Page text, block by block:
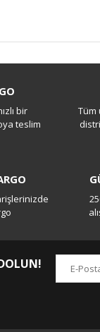
Yorum Yaz
bir
teslim
Tüm